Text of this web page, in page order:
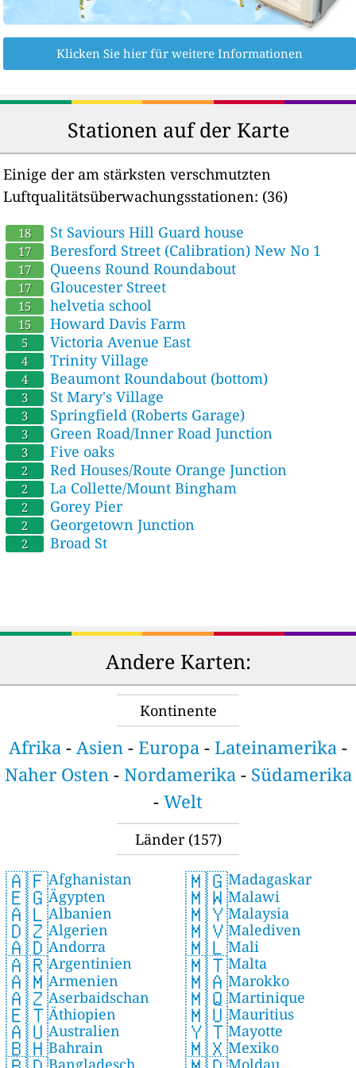
Klicken Sie hier für weitere Informationen
Stationen auf der Karte
Einige der am stärksten verschmutzten
Luftqualitätsüberwachungsstationen: (36)
18 St Saviours Hill Guard house
17 Beresford Street (Calibration) New No 1
17 Queens Round Roundabout
17 Gloucester Street
15 helvetia school
15 Howard Davis Farm
5 Victoria Avenue East
4 Trinity Village
4 Beaumont Roundabout (bottom)
3 St Mary's Village
3 Springfield (Roberts Garage)
3 Green Road/Inner Road Junction
3 Five oaks
2 Red Houses/Route Orange Junction
2 La Collette/Mount Bingham
2 Gorey Pier
2 Georgetown Junction
2 Broad St
Andere Karten:
Kontinente
Afrika - Asien - Europa - Lateinamerika -
Naher Osten- Nordamerika- Südamerika
- Welt
Länder(157)
🇦🇫Afghanistan
🇪🇬Ägypten
🇦🇱Albanien
🇩🇿Algerien
🇦🇩Andorra
🇦🇷Argentinien
🇦🇲Armenien
🇦🇿Aserbaidschan
🇪🇹Äthiopien
🇦🇺Australien
🇧🇭Bahrain
🇲🇬Madagaskar
🇲🇼Malawi
🇲🇾Malaysia
🇲🇻Malediven
🇲🇱Mali
🇲🇹Malta
🇲🇦Marokko
🇲🇶Martinique
🇲🇺Mauritius
🇾🇹Mayotte
🇲🇽Mexiko